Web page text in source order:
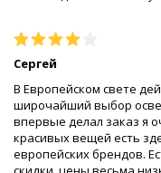
Сергей
В Европейском свете
широчайший выбор
впервые делал заказ я
красивых вещей есть
европейских брендов.